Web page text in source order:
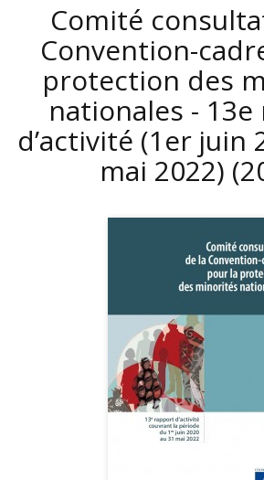
Comité
Convention-
protection des
nationales -
d’activité (1er juin
mai 2022)